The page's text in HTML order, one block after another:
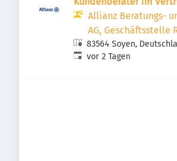
Allianz Beratungs-
AG, Geschäftsstelle
83564 Soyen,
Veröffentlicht:
vor 2 Tagen